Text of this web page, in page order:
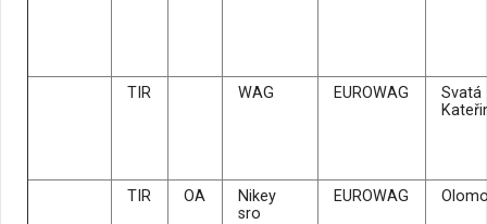
TIR WAG EUROWAG
Svatá
TIR OA
Nikey
sro
EUROWAG